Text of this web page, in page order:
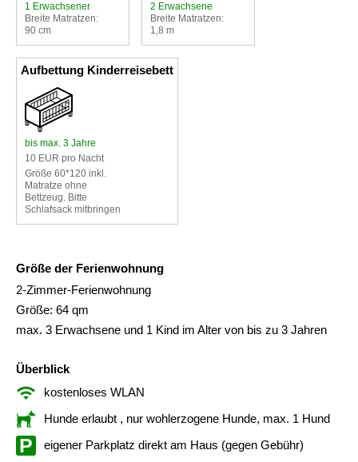
1 Erwachsener
Breite Matratzen:
90 cm
2 Erwachsene
Breite Matratzen:
1,8 m
Aufbettung Kinderreisebett
bis max. 3 Jahre
10 EUR pro Nacht
Größe 60*120 inkl.
Matratze ohne
Bettzeug. Bitte
Schlafsack mitbringen
Größe der Ferienwohnung
2-Zimmer-Ferienwohnung
Größe: 64 qm
max. 3 Erwachsene und 1 Kind im Alter von bis zu 3 Jahren
Überblick
kostenloses WLAN
Hunde erlaubt , nur wohlerzogene Hunde, max. 1 Hund
eigener Parkplatz direkt am Haus (gegen Gebühr)